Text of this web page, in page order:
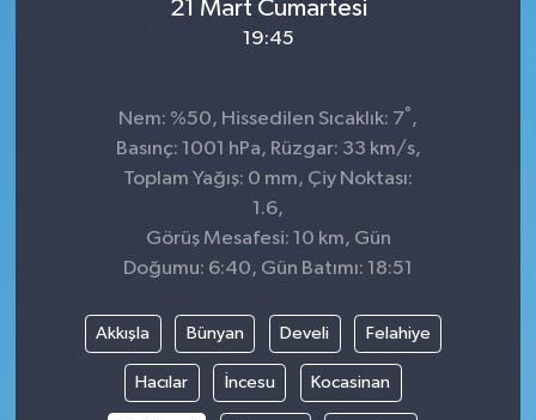
21 Mart Cumartesi
19:45
Nem: %50, Hissedilen Sıcaklık: 7° ,
Basınç: 1001 hPa, Rüzgar: 33 km/s,
Toplam Yağış: 0 mm, Çiy Noktası:
1.6,
Görüş Mesafesi: 10 km, Gün
Doğumu: 6:40, Gün Batımı: 18:51
Akkışla Bünyan Develi Felahiye
Hacılar İncesu Kocasinan